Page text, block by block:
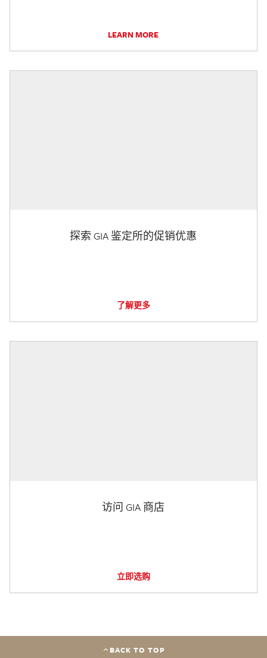
LEARN MORE
探索 GIA 鉴定所的促销优惠
了解更多
访问 GIA 商店
立即选购
BACK TO TOP